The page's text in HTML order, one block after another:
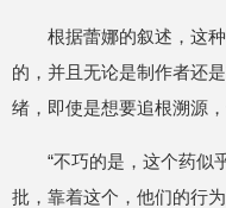
根据蕾娜的叙述，这
的，并且无论是制作者还
绪，即使是想要追根溯源
“不巧的是，这个药似
批，靠着这个，他们的行